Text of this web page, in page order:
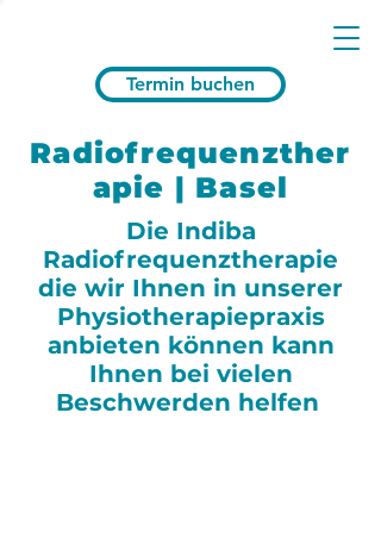
Termin buchen
Radiofrequenzther
apie | Basel
Die Indiba
Radiofrequenztherapie
die wir Ihnen in unserer
Physiotherapiepraxis
anbieten können kann
Ihnen bei vielen
Beschwerden helfen